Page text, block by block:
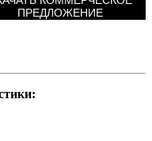
ПРЕДЛОЖЕНИЕ